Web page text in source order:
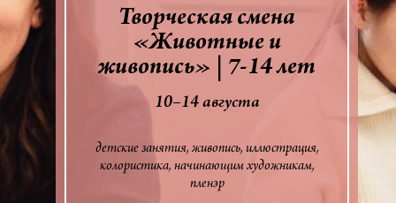
Творческая смена
«Животные и
живопись» | 7-14 лет
10–14 августа
детские занятия живопись иллюстрация
колористика начинающим художникам
пленэр